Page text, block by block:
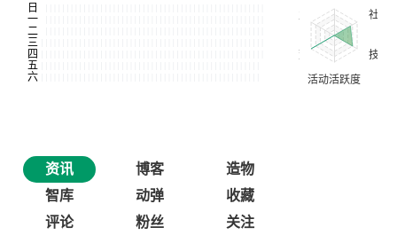
资讯 博客
造物
智库
动弹
收藏
评论
粉丝 关注